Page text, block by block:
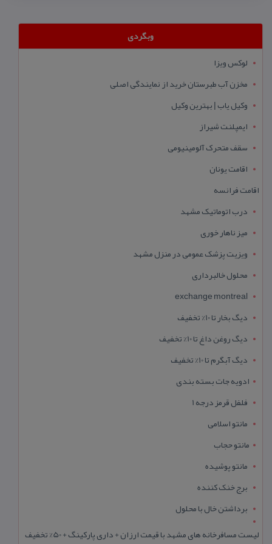
وبگردی
لوکس ویزا
مخزن آب طبرستان خرید از نمایندگی اصلی
وکیل یاب | بهترین وکیل
ایمپلنت شیراز
سقف متحرک آلومینیومی
اقامت یونان
اقامت فرانسه
درب اتوماتیک مشهد
میز ناهار خوری
ویزیت پزشک عمومی در منزل مشهد
محلول خالبرداری
exchange montreal
دیگ بخار تا 10% تخفیف
دیگ روغن داغ تا 10% تخفیف
دیگ آبگرم تا 10% تخفیف
ادویه جات بسته بندی
فلفل قرمز درجه 1
مانتو اسلامی
مانتو حجاب
مانتو پوشیده
برج خنک کننده
برداشتن خال با محلول
لیست مسافرخانه های مشهد با قیمت ارزان + داری پارکینگ + 50% تخفیف